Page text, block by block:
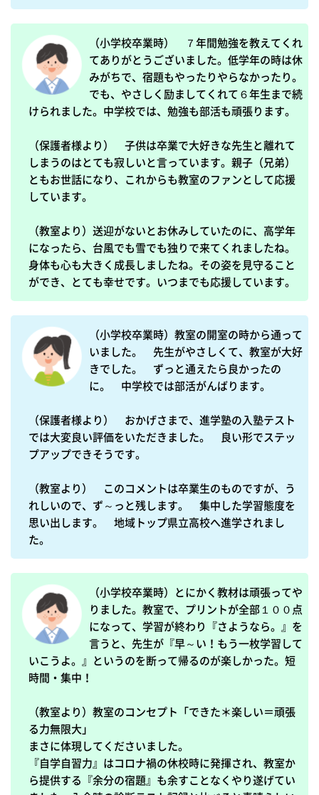
（小学校卒業時）　７年間勉強を教えてくれ
てありがとうございました。低学年の時は休
みがちで、宿題もやったりやらなかったり。
でも、やさしく励ましてくれて６年生まで続
けられました。中学校では、勉強も部活も頑張ります。
（保護者様より）　子供は卒業で大好きな先生と離れて
しまうのはとても寂しいと言っています。親子（兄弟）
ともお世話になり、これからも教室のファンとして応援
しています。
（教室より）送迎がないとお休みしていたのに、高学年
になったら、台風でも雪でも独りで来てくれましたね。
身体も心も大きく成長しましたね。その姿を見守ること
ができ、とても幸せです。いつまでも応援しています。
（小学校卒業時）教室の開室の時から通って
いました。　先生がやさしくて、教室が大好
きでした。　ずっと通えたら良かったの
に。　中学校では部活がんばります。
（保護者様より）　おかげさまで、進学塾の入塾テスト
では大変良い評価をいただきました。　良い形でステッ
プアップできそうです。
（教室より）　このコメントは卒業生のものですが、う
れしいので、ず～っと残します。　集中した学習態度を
思い出します。　地域トップ県立高校へ進学されまし
た。
（小学校卒業時）とにかく教材は頑張ってや
りました。教室で、プリントが全部１００点
になって、学習が終わり『さようなら。』を
言うと、先生が『早～い！もう一枚学習して
いこうよ。』というのを断って帰るのが楽しかった。短
時間・集中！
（教室より）教室のコンセプト「できた＊楽しい＝頑張
る力無限大」
まさに体現してくださいました。
『自学自習力』はコロナ禍の休校時に発揮され、教室か
ら提供する『余分の宿題』も余すことなくやり遂げてい